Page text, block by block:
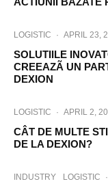
LOGISTIC · APRIL 23,
SOLUTIILE
CREEAZÃ UN
DEXION
LOGISTIC · APRIL 2,
CÂT DE MULTE
DE LA DEXION?
INDUSTRY LOGISTIC ·